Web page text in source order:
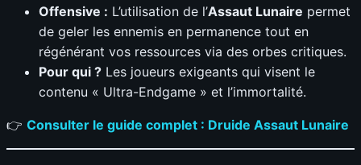
Offensive : L’utilisation de l’Assaut Lunaire permet
de geler les ennemis en permanence tout en
régénérant vos ressources via des orbes critiques.
Pour qui ? Les joueurs exigeants qui visent le
contenu « Ultra-Endgame » et l’immortalité.
👉 Consulter le guide complet : Druide Assaut Lunaire